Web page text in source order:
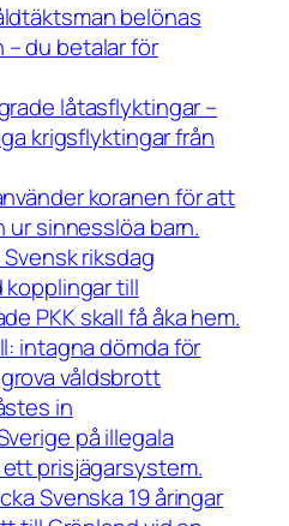
belönas
– du betalar för
låtasflyktingar –
krigsflyktingar från
koranen för att
ur sinnesslöa barn.
riksdag
kopplingar till
PKK skall få åka hem.
intagna dömda för
våldsbrott
in
på illegala
prisjägarsystem.
Svenska 19 åringar